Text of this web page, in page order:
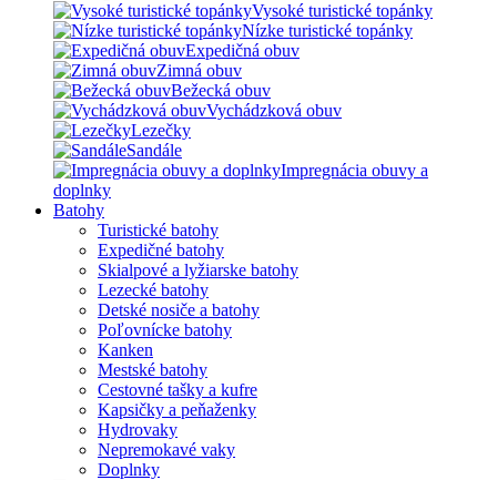
Vysoké turistické topánky
Nízke turistické topánky
Expedičná obuv
Zimná obuv
Bežecká obuv
Vychádzková obuv
Lezečky
Sandále
Impregnácia obuvy a
doplnky
Batohy
Turistické batohy
Expedičné batohy
Skialpové a lyžiarske batohy
Lezecké batohy
Detské nosiče a batohy
Poľovnícke batohy
Kanken
Mestské batohy
Cestovné tašky a kufre
Kapsičky a peňaženky
Hydrovaky
Nepremokavé vaky
Doplnky